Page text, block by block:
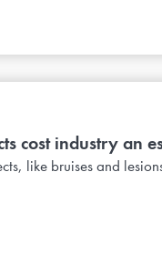
cost industry
like bruises and